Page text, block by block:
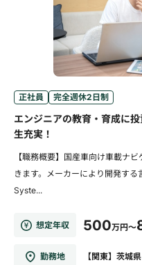
正社員 完全週休2日制
エンジニアの教育・育成に
生充実！
【職務概要】国産車向け車載ナ
きます。メーカーにより開発す
Syste...
想定年収 500万円～
勤務地 【関東】茨城